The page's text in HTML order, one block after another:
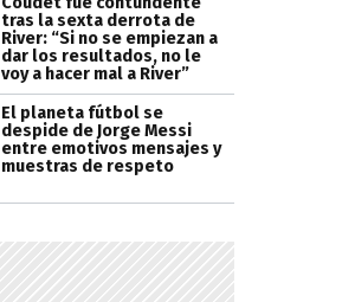
tras la sexta derrota de
River: “Si no se empiezan a
dar los resultados, no le
voy a hacer mal a River”
El planeta fútbol se
despide de Jorge Messi
entre emotivos mensajes y
muestras de respeto